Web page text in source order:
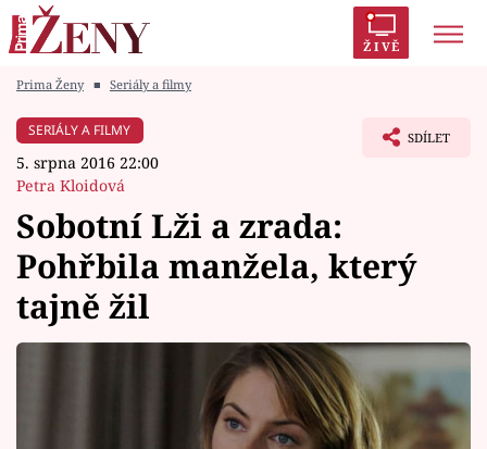
ŽIVĚ
Módní alarm
Témata
Celebrity
Prima Ženy ■ Seriály a filmy
SERIÁLY A FILMY
5. srpna 2016 22:00
Petra Kloidová
SDÍLET
Sobotní Lži a zrada:
Pohřbila manžela, který
tajně žil